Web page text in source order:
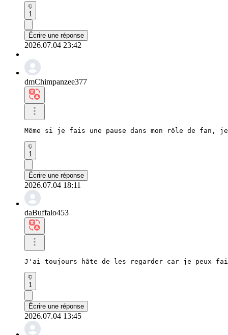
1
Écrire une réponse
2026.07.04 23:42
dmChimpanzee377
Même si je fais une pause dans mon rôle de fan,
1
Écrire une réponse
2026.07.04 18:11
daBuffalo453
J'ai toujours hâte de les regarder car je peux
1
Écrire une réponse
2026.07.04 13:45